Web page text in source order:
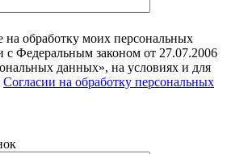
на обработку моих персональных
с Федеральным законом от 27.07.2006
данных», на условиях и для
Согласии на обработку персональных